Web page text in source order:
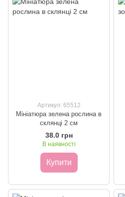
Артикул: 65512
Мініатюра зелена рослина в
склянці 2 см
38.0 грн
В наявності
Купити